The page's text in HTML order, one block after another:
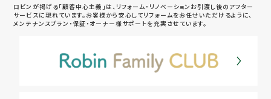
ロビンが掲げる「顧客中心主義」は、リフォーム・リノベーションお引渡し後のアフター
サービスに現れています。お客様から安心してリフォームをお任せいただけるように、
メンテナンスプラン・保証・オーナー様サポートを充実させています。